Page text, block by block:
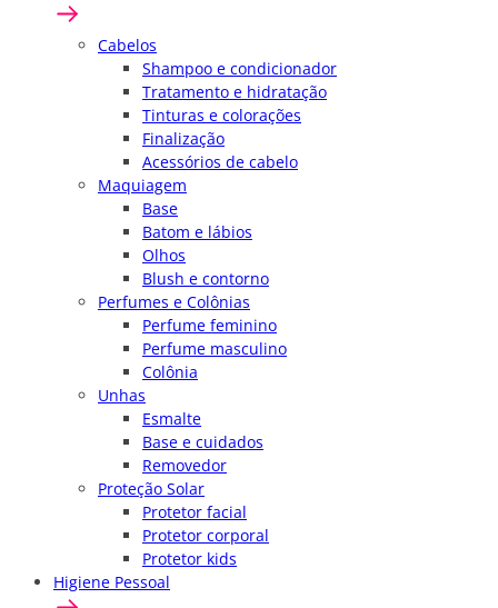
Cabelos
Shampoo e condicionador
Tratamento e hidratação
Tinturas e colorações
Finalização
Acessórios de cabelo
Maquiagem
Base
Batom e lábios
Olhos
Blush e contorno
Perfumes e Colônias
Perfume feminino
Perfume masculino
Colônia
Unhas
Esmalte
Base e cuidados
Removedor
Proteção Solar
Protetor facial
Protetor corporal
Protetor kids
Higiene Pessoal